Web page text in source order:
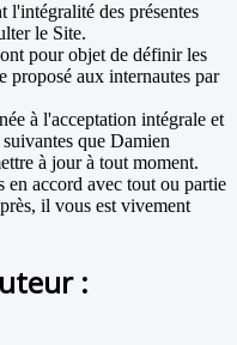
des présentes
le Site.
pour objet de définir les
proposé aux internautes par
à l'acceptation intégrale et
que Damien
à jour à tout moment.
en accord avec tout ou partie
il vous est vivement
: